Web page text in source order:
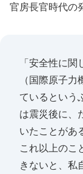
官房長官時代の
「安全性に
（国際原子
ているという
は震災後に、
いたことがあ
これ以上のこ
きないと、私